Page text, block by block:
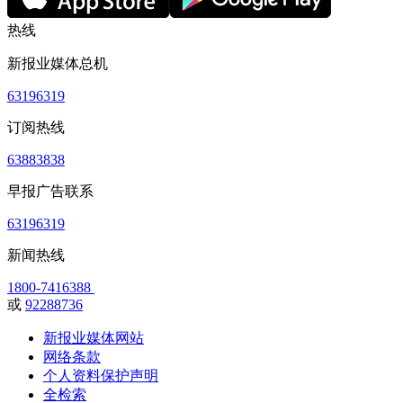
热线
新报业媒体总机
63196319
订阅热线
63883838
早报广告联系
63196319
新闻热线
1800-7416388
或 92288736
新报业媒体网站
网络条款
个人资料保护声明
全检索